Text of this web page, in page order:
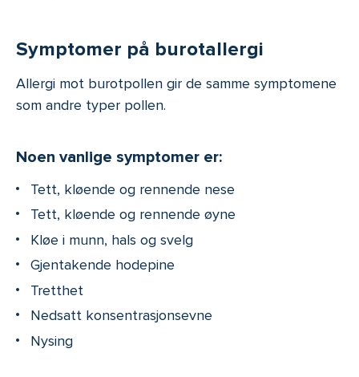
Symptomer på burotallergi
Allergi mot burotpollen gir de samme symptomene
som andre typer pollen.
Noen vanlige symptomer er:
Tett, kløende og rennende nese
Tett, kløende og rennende øyne
Kløe i munn, hals og svelg
Gjentakende hodepine
Tretthet
Nedsatt konsentrasjonsevne
Nysing